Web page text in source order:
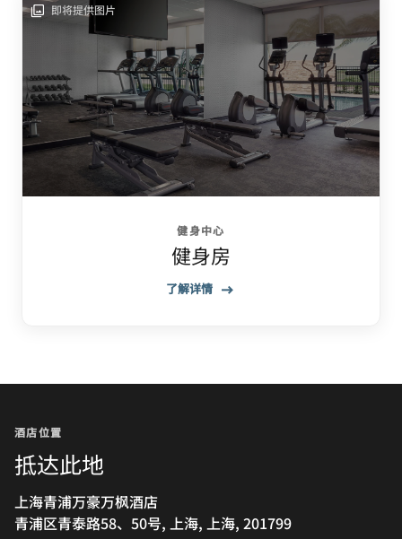
即将提供图片
健身中心
健身房
了解详情
酒店位置
抵达此地
上海青浦万豪万枫酒店
青浦区青泰路58、50号, 上海, 上海, 201799